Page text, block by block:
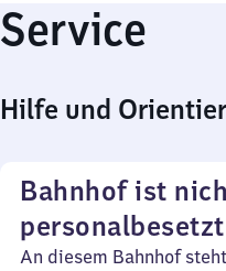
Service
Hilfe und
Bahnhof ist
personalbesetzt
An diesem Bahnhof